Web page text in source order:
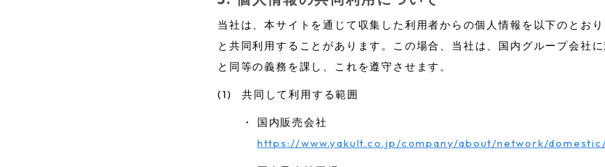
当社は、本サイトを通じて収集した利用者からの個人情報を以下のとお
と共同利用することがあります。この場合、当社は、国内グループ会社
と同等の義務を課し、これを遵守させます。
(1) 共同して利用する範囲
・
国内販売会社
https://www.yakult.co.jp/company/about/network/